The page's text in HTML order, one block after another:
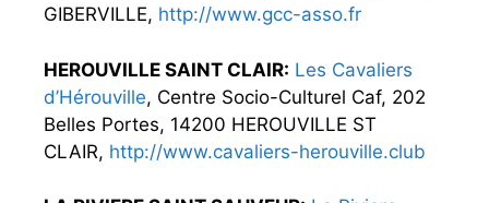
GIBERVILLE, http://www.gcc-asso.fr
HEROUVILLE SAINT CLAIR: Les Cavaliers
d’Hérouville, Centre Socio-Culturel Caf, 202
Belles Portes, 14200 HEROUVILLE ST
CLAIR, http://www.cavaliers-herouville.club